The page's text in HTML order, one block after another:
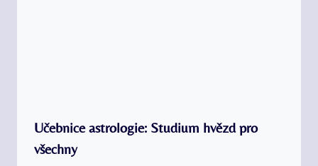
Učebnice astrologie: Studium hvězd pro
všechny